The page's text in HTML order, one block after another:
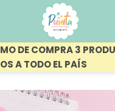
DE COMPRA 3
A TODO EL PAÍS